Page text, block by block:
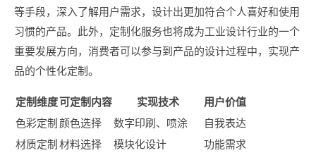
等手段，深入了解用户需求，设计出更加符合个人喜好和使用
习惯的产品。此外，定制化服务也将成为工业设计行业的一个
重要发展方向，消费者可以参与到产品的设计过程中，实现产
品的个性化定制。
定制维度可定制内容 实现技术
用户价值
色彩定制 颜色选择 数字印刷、喷涂
自我表达
材质定制 材料选择 模块化设计
功能需求